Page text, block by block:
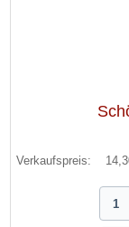
Verkaufspreis: